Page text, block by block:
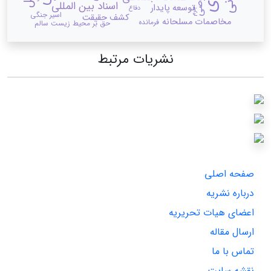
اسناد بین المللی
توسعه پایدار
کشف حقیقت مخاصمات مسلحانه اسیر جنگی
فرمانده حق بر محیط زیست سالم
دفاع جرم
نشریات مرتبط
صفحه اصلی
درباره نشریه
اعضای هیات تحریریه
ارسال مقاله
تماس با ما